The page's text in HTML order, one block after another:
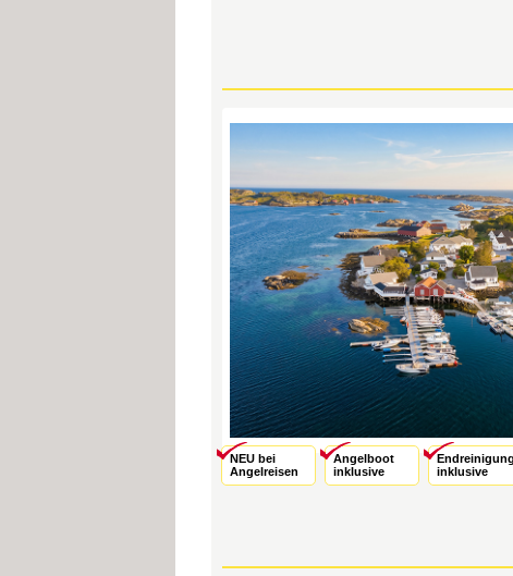
NEU bei
Angelreisen
Angelboot
inklusive
Endreinigung
inklusive